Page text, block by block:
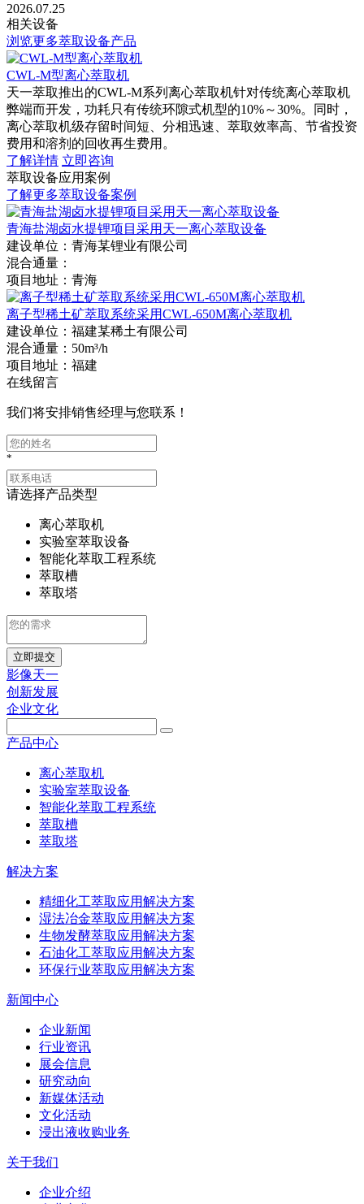
2026.07.25
相关设备
浏览更多萃取设备产品
CWL-M型离心萃取机
天一萃取推出的CWL-M系列离心萃取机针对传统离心萃取机
弊端而开发，功耗只有传统环隙式机型的10%～30%。同时，
离心萃取机级存留时间短、分相迅速、萃取效率高、节省投资
费用和溶剂的回收再生费用。
了解详情 立即咨询
萃取设备应用案例
了解更多萃取设备案例
青海盐湖卤水提锂项目采用天一离心萃取设备
建设单位： 青海某锂业有限公司
混合通量：
项目地址： 青海
离子型稀土矿萃取系统采用CWL-650M离心萃取机
建设单位： 福建某稀土有限公司
混合通量： 50m³/h
项目地址： 福建
在线留言
我们将安排销售经理与您联系！
*
请选择产品类型
离心萃取机
实验室萃取设备
智能化萃取工程系统
萃取槽
萃取塔
立即提交
影像天一
创新发展
企业文化
产品中心
离心萃取机
实验室萃取设备
智能化萃取工程系统
萃取槽
萃取塔
解决方案
精细化工萃取应用解决方案
湿法冶金萃取应用解决方案
生物发酵萃取应用解决方案
石油化工萃取应用解决方案
环保行业萃取应用解决方案
新闻中心
企业新闻
行业资讯
展会信息
研究动向
新媒体活动
文化活动
浸出液收购业务
关于我们
企业介绍